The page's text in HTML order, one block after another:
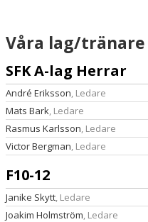
VÅRA LAG/TRÄNARE
MATCHER
Våra lag/tränare
SFK A-lag Herrar
André Eriksson, Ledare
Mats Bark, Ledare
Rasmus Karlsson, Ledare
Victor Bergman, Ledare
F10-12
Janike Skytt, Ledare
Joakim Holmström, Ledare